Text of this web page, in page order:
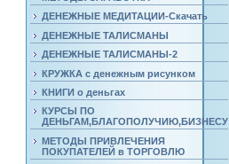
ДЕНЕЖНЫЕ МЕДИТАЦИИ-Скачать
ДЕНЕЖНЫЕ ТАЛИСМАНЫ
ДЕНЕЖНЫЕ ТАЛИСМАНЫ-2
КРУЖКА с денежным рисунком
КНИГИ о деньгах
КУРСЫ ПО
ДЕНЬГАМ,БЛАГОПОЛУЧИЮ,БИЗНЕСУ
МЕТОДЫ ПРИВЛЕЧЕНИЯ
ПОКУПАТЕЛЕЙ в ТОРГОВЛЮ